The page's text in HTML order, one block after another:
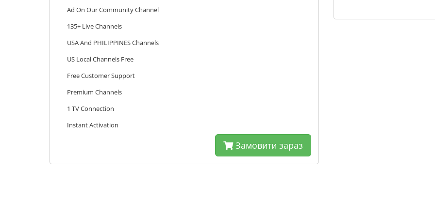
Ad On Our Community Channel
135+ Live Channels
USA And PHILIPPINES Channels
US Local Channels Free
Free Customer Support
Premium Channels
1 TV Connection
Instant Activation
Замовити зараз